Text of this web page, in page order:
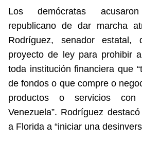
Los demócratas
republicano de dar marcha
Rodríguez, senador
proyecto de ley para prohibir
toda institución financiera que
de fondos o que compre o
productos o servicios
Venezuela”. Rodríguez
a Florida a “iniciar una